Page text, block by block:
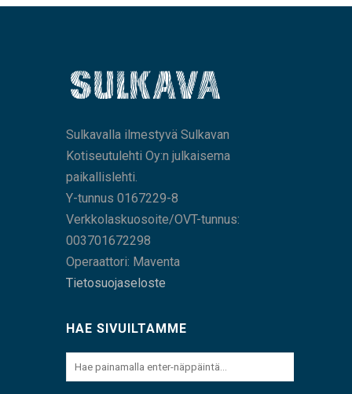
Sulkavalla ilmestyvä Sulkavan
Kotiseutulehti Oy:n julkaisema
paikallislehti.
Y-tunnus 0167229-8
Verkkolaskuosoite/OVT-tunnus:
003701672298
Operaattori: Maventa
Tietosuojaseloste
HAE SIVUILTAMME